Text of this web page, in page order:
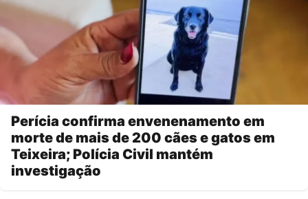
Perícia confirma envenenamento em
morte de mais de 200 cães e gatos em
Teixeira; Polícia Civil mantém
investigação